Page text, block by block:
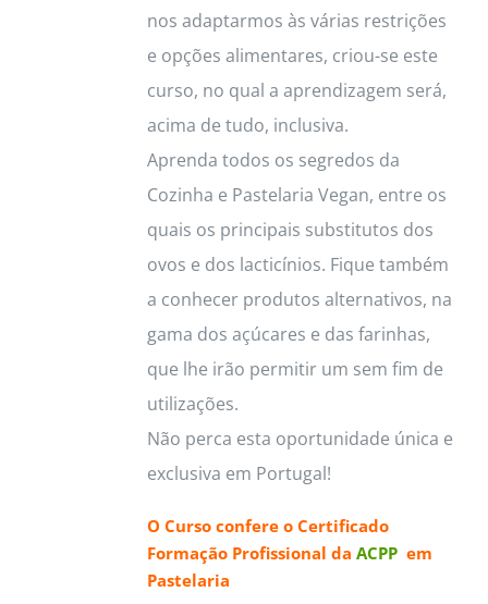
nos adaptarmos às várias restrições
e opções alimentares, criou-se este
curso, no qual a aprendizagem será,
acima de tudo, inclusiva.
Aprenda todos os segredos da
Cozinha e Pastelaria Vegan, entre os
quais os principais substitutos dos
ovos e dos lacticínios. Fique também
a conhecer produtos alternativos, na
gama dos açúcares e das farinhas,
que lhe irão permitir um sem fim de
utilizações.
Não perca esta oportunidade única e
exclusiva em Portugal!
O Curso confere o Certificado
Formação Profissional da ACPPem
Pastelaria